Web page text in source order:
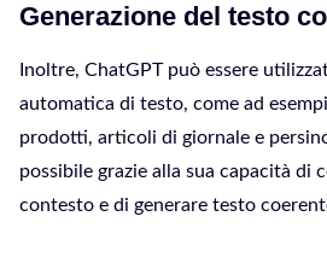
Generazione del testo
Inoltre, ChatGPT può essere
automatica di testo, come ad
prodotti, articoli di giornale e
possibile grazie alla sua capacità di
contesto e di generare testo